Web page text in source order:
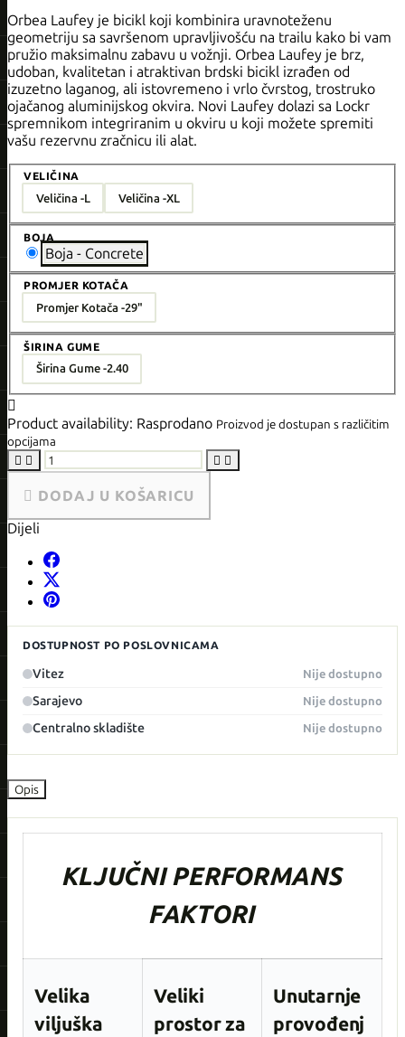
Orbea Laufey je bicikl koji kombinira uravnoteženu
geometriju sa savršenom upravljivošću na trailu kako bi vam
pružio maksimalnu zabavu u vožnji. Orbea Laufey je brz,
udoban, kvalitetan i atraktivan brdski bicikl izrađen od
izuzetno laganog, ali istovremeno i vrlo čvrstog, trostruko
ojačanog aluminijskog okvira. Novi Laufey dolazi sa Lockr
spremnikom integriranim u okviru u koji možete spremiti
vašu rezervnu zračnicu ili alat.
VELIČINA
Veličina -L Veličina -XL
BOJA
Boja - Concrete
PROMJER KOTAČA
Promjer Kotača -29"
ŠIRINA GUME
Širina Gume -2.40

Product availability: Rasprodano Proizvod je dostupan s različitim
opcijama
   
 DODAJ U KOŠARICU
Dijeli
DOSTUPNOST PO POSLOVNICAMA
Vitez Nije dostupno
Sarajevo Nije dostupno
Centralno skladište Nije dostupno
Opis
KLJUČNI PERFORMANS
FAKTORI
Velika
viljuška
Veliki
prostor za
Unutarnje
provođenj